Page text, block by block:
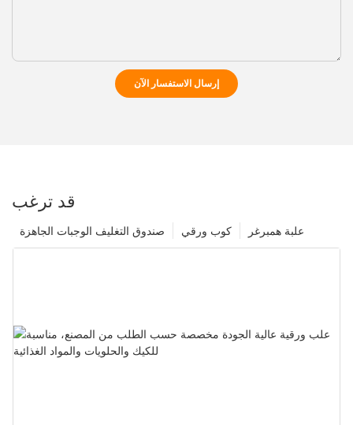
إرسال الاستفسار الآن
قد ترغب
علبة همبرغر كوب ورقي صندوق التغليف الوجبات الجاهزة